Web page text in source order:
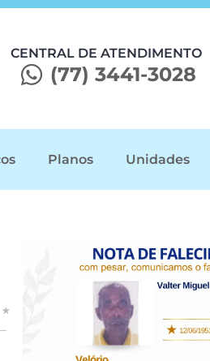
CENTRAL DE ATENDIMENTO
(77) 3441-3028
Planos Unidades